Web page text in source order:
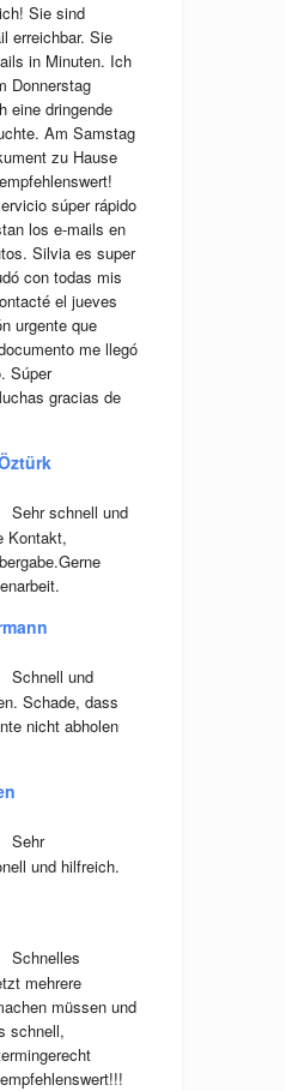
Sie sind
erreichbar. Sie
in Minuten. Ich
Donnerstag
eine dringende
Am Samstag
zu Hause
súper rápido
los e-mails en
Silvia es super
con todas mis
el jueves
urgente que
me llegó
Súper
gracias de
Sehr schnell und
Kontakt,
Schnell und
Schade, dass
nicht abholen
Sehr
und hilfreich.
Schnelles
mehrere
müssen und
schnell,